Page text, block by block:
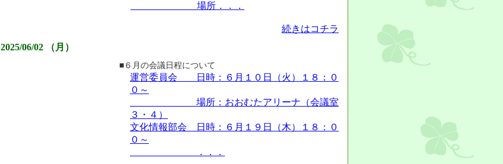
場所．．．
続きはコチラ
2025/06/02 （月）
■６月の会議日程について
運営委員会 日時：６月１０日（火）１８：０
０～
場所：おおむたアリーナ（会議室
３・４）
文化情報部会 日時：６月１９日（木）１８：０
０～
．．．